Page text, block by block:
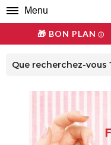
🎁 BON PLAN ⓘ
Menu